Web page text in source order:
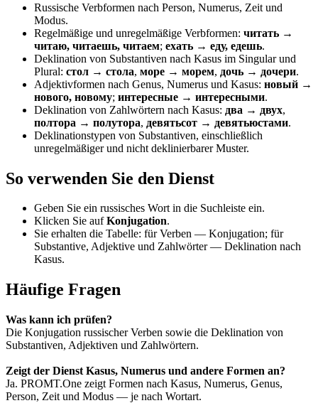
Russische Verbformen nach Person, Numerus, Zeit und
Modus.
Regelmäßige und unregelmäßige Verbformen: читать →
читаю, читаешь, читаем; ехать → еду, едешь.
Deklination von Substantiven nach Kasus im Singular und
Plural: стол → стола, море → морем, дочь → дочери.
Adjektivformen nach Genus, Numerus und Kasus: новый →
нового, новому; интересные → интересными.
Deklination von Zahlwörtern nach Kasus: два → двух,
полтора → полутора, девятьсот → девятьюстами.
Deklinationstypen von Substantiven, einschließlich
unregelmäßiger und nicht deklinierbarer Muster.
So verwenden Sie den Dienst
Geben Sie ein russisches Wort in die Suchleiste ein.
Klicken Sie aufKonjugation.
Sie erhalten die Tabelle: für Verben — Konjugation; für
Substantive, Adjektive und Zahlwörter — Deklination nach
Kasus.
Häufige Fragen
Was kann ich prüfen?
Die Konjugation russischer Verben sowie die Deklination von
Substantiven, Adjektiven und Zahlwörtern.
Zeigt der Dienst Kasus, Numerus und andere Formen an?
Ja. PROMT.One zeigt Formen nach Kasus, Numerus, Genus,
Person, Zeit und Modus — je nach Wortart.